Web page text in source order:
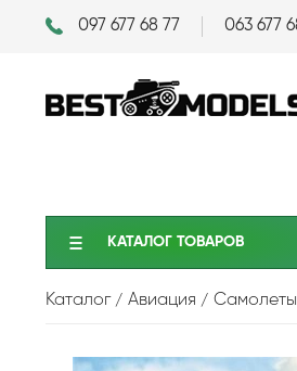
097 677 68 77 063 677
КАТАЛОГ ТОВАРОВ
Каталог Авиация Самолеты